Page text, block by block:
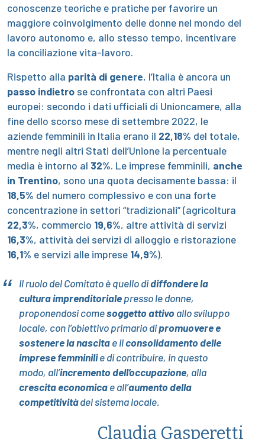
conoscenze teoriche e pratiche per favorire un
maggiore coinvolgimento delle donne nel mondo del
lavoro autonomo e, allo stesso tempo, incentivare
la conciliazione vita-lavoro.
Rispetto alla parità di genere, l’Italia è ancora un
passo indietro se confrontata con altri Paesi
europei: secondo i dati ufficiali di Unioncamere, alla
fine dello scorso mese di settembre 2022, le
aziende femminili in Italia erano il 22,18% del totale,
mentre negli altri Stati dell’Unione la percentuale
media è intorno al 32%. Le imprese femminili, anche
in Trentino, sono una quota decisamente bassa: il
18,5% del numero complessivo e con una forte
concentrazione in settori “tradizionali” (agricoltura
22,3%, commercio 19,6%, altre attività di servizi
16,3%, attività dei servizi di alloggio e ristorazione
16,1% e servizi alle imprese 14,9%).
Il ruolo del Comitato è quello didiffondere la
cultura imprenditorialepresso le donne,
proponendosi comesoggetto attivo allo sviluppo
locale, con l’obiettivo primario dipromuovere e
sostenere la nascitae ilconsolidamento delle
imprese femminilie di contribuire, in questo
modo, all’incremento dell’occupazione, alla
crescita economicae all’aumento della
competitivitàdel sistema locale.
Claudia Gasperetti